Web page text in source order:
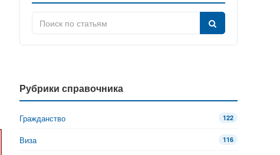
Рубрики справочника
Гражданство 122
Виза 116